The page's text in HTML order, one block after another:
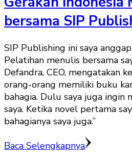
bersama SIP
SIP Publishing ini saya
Pelatihan menulis bersama
Defandra, CEO, mengatakan
orang-orang memiliki buku
bahagia. Dulu saya juga ingin
saya. Ketika novel pertama
bahagianya saya juga.”
Baca Selengkapnya